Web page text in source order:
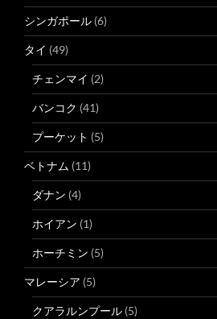
シンガポール (6)
タイ (49)
チェンマイ (2)
バンコク (41)
プーケット (5)
ベトナム (11)
ダナン (4)
ホイアン (1)
ホーチミン (5)
マレーシア (5)
クアラルンプール (5)